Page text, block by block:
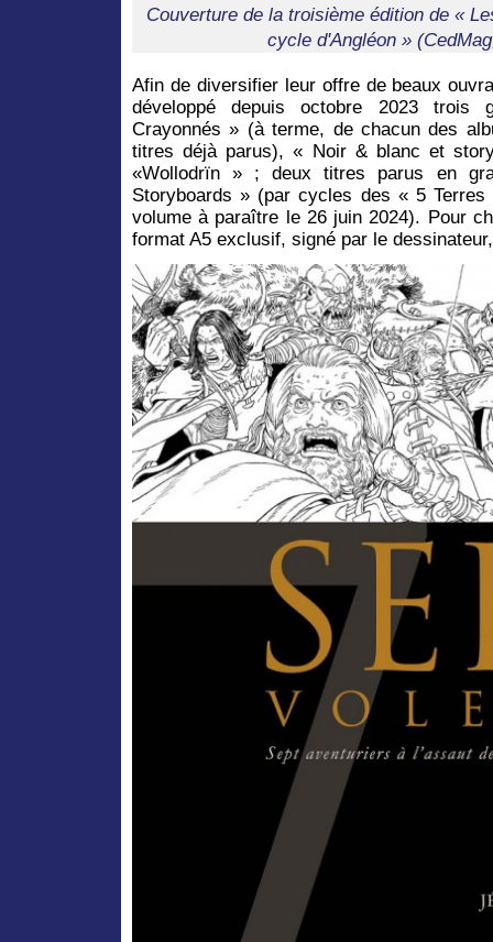
Couverture de la troisième édition de «
cycle d'Angléon »
Afin de diversifier leur offre de beaux
développé depuis octobre 2023
Crayonnés » (à terme, de chacun des
titres déjà parus), « Noir & blanc et
«Wollodrïn » ; deux titres parus en
Storyboards » (par cycles des « 5
volume à paraître le 26 juin 2024). Pour
format A5 exclusif, signé par le